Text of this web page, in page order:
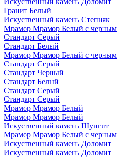
Гранит Белый
Искуственный камень Степняк
Мрамор Мрамор Белый с черным
Стандарт Серый
Стандарт Белый
Мрамор Мрамор Белый с черным
Стандарт Серый
Стандарт Черный
Стандарт Белый
Стандарт Серый
Стандарт Серый
Мрамор Мрамор Белый
Мрамор Мрамор Белый
Искуственный камень Шунгит
Мрамор Мрамор Белый с черным
Искуственный камень Доломит
Искуственный камень Доломит